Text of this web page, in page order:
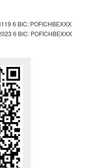
6 BIC: POFICHBEXXX
6 BIC: POFICHBEXXX